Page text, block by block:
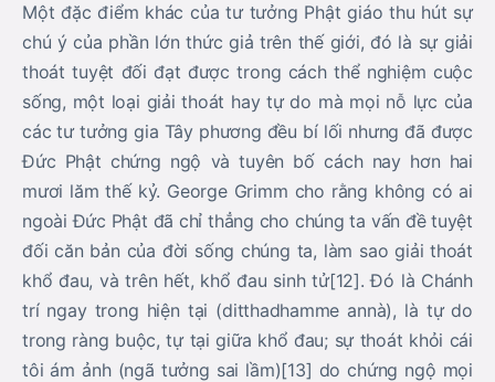
Một đặc điểm khác của tư tưởng Phật giáo thu hút sự
chú ý của phần lớn thức giả trên thế giới, đó là sự giải
thoát tuyệt đối đạt được trong cách thể nghiệm cuộc
sống, một loại giải thoát hay tự do mà mọi nỗ lực của
các tư tưởng gia Tây phương đều bí lối nhưng đã được
Đức Phật chứng ngộ và tuyên bố cách nay hơn hai
mươi lăm thế kỷ. George Grimm cho rằng không có ai
ngoài Đức Phật đã chỉ thẳng cho chúng ta vấn đề tuyệt
đối căn bản của đời sống chúng ta, làm sao giải thoát
khổ đau, và trên hết, khổ đau sinh tử[12]. Đó là Chánh
trí ngay trong hiện tại (ditthadhamme annà), là tự do
trong ràng buộc, tự tại giữa khổ đau; sự thoát khỏi cái
tôi ám ảnh (ngã tưởng sai lầm)[13] do chứng ngộ mọi